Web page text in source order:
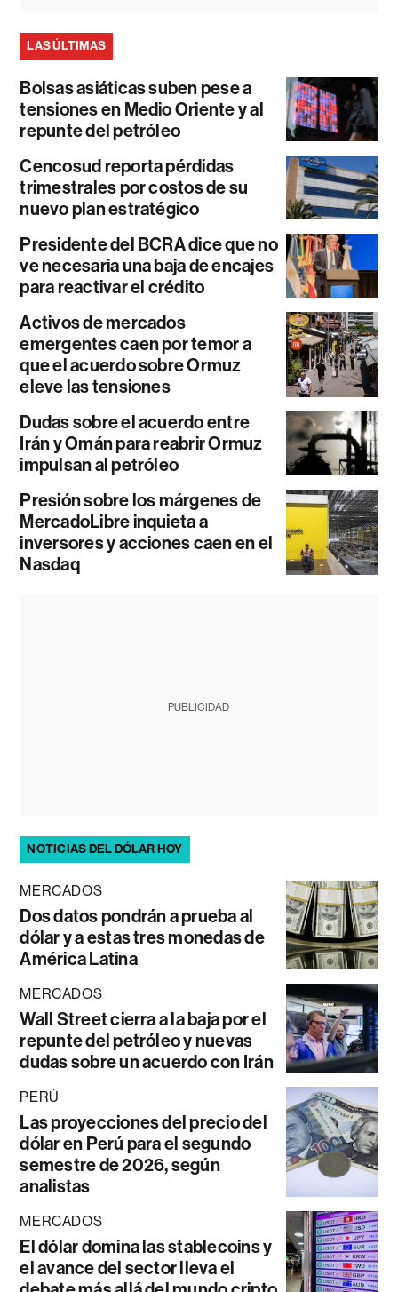
LAS ÚLTIMAS
Bolsas asiáticas suben pese a
tensiones en Medio Oriente y al
repunte del petróleo
Cencosud reporta pérdidas
trimestrales por costos de su
nuevo plan estratégico
Presidente del BCRA dice que no
ve necesaria una baja de encajes
para reactivar el crédito
Activos de mercados
emergentes caen por temor a
que el acuerdo sobre Ormuz
eleve las tensiones
Dudas sobre el acuerdo entre
Irán y Omán para reabrir Ormuz
impulsan al petróleo
Presión sobre los márgenes de
MercadoLibre inquieta a
inversores y acciones caen en el
Nasdaq
PUBLICIDAD
NOTICIAS DEL DÓLAR HOY
MERCADOS
Dos datos pondrán a prueba al
dólar y a estas tres monedas de
América Latina
MERCADOS
Wall Street cierra a la baja por el
repunte del petróleo y nuevas
dudas sobre un acuerdo con Irán
PERÚ
Las proyecciones del precio del
dólar en Perú para el segundo
semestre de 2026, según
analistas
MERCADOS
El dólar domina las stablecoins y
el avance del sector lleva el